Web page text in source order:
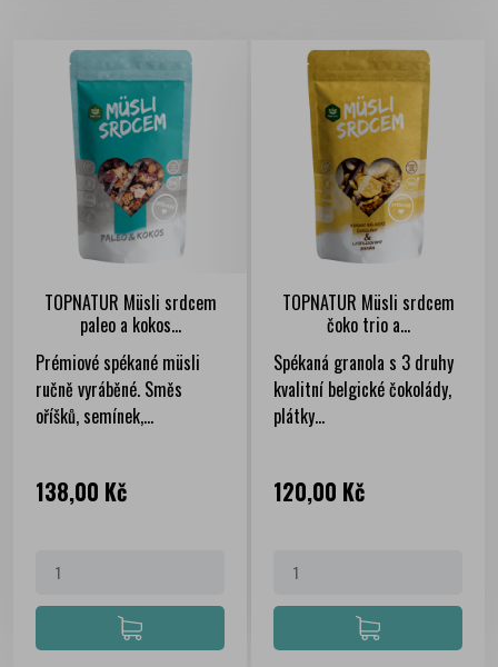
TOPNATUR Müsli srdcem
paleo a kokos...
Prémiové spékané müsli
ručně vyráběné. Směs
oříšků, semínek,...
Cena
138,00 Kč
TOPNATUR Müsli srdcem
čoko trio a...
Spékaná granola s 3 druhy
kvalitní belgické čokolády,
plátky...
Cena
120,00 Kč